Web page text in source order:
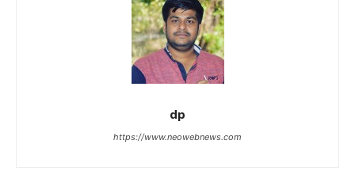
dp
https://www.neowebnews.com